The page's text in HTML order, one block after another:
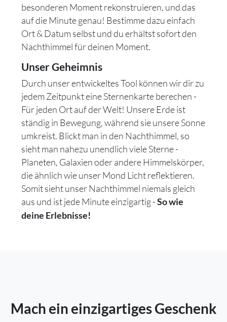
besonderen Moment rekonstruieren, und das
auf die Minute genau! Bestimme dazu einfach
Ort & Datum selbst und du erhältst sofort den
Nachthimmel für deinen Moment.
Unser Geheimnis
Durch unser entwickeltes Tool können wir dir zu
jedem Zeitpunkt eine Sternenkarte berechen -
Für jeden Ort auf der Welt! Unsere Erde ist
ständig in Bewegung, während sie unsere Sonne
umkreist. Blickt man in den Nachthimmel, so
sieht man nahezu unendlich viele Sterne -
Planeten, Galaxien oder andere Himmelskörper,
die ähnlich wie unser Mond Licht reflektieren.
Somit sieht unser Nachthimmel niemals gleich
aus und ist jede Minute einzigartig -So wie
deine Erlebnisse!
Mach ein einzigartiges Geschenk